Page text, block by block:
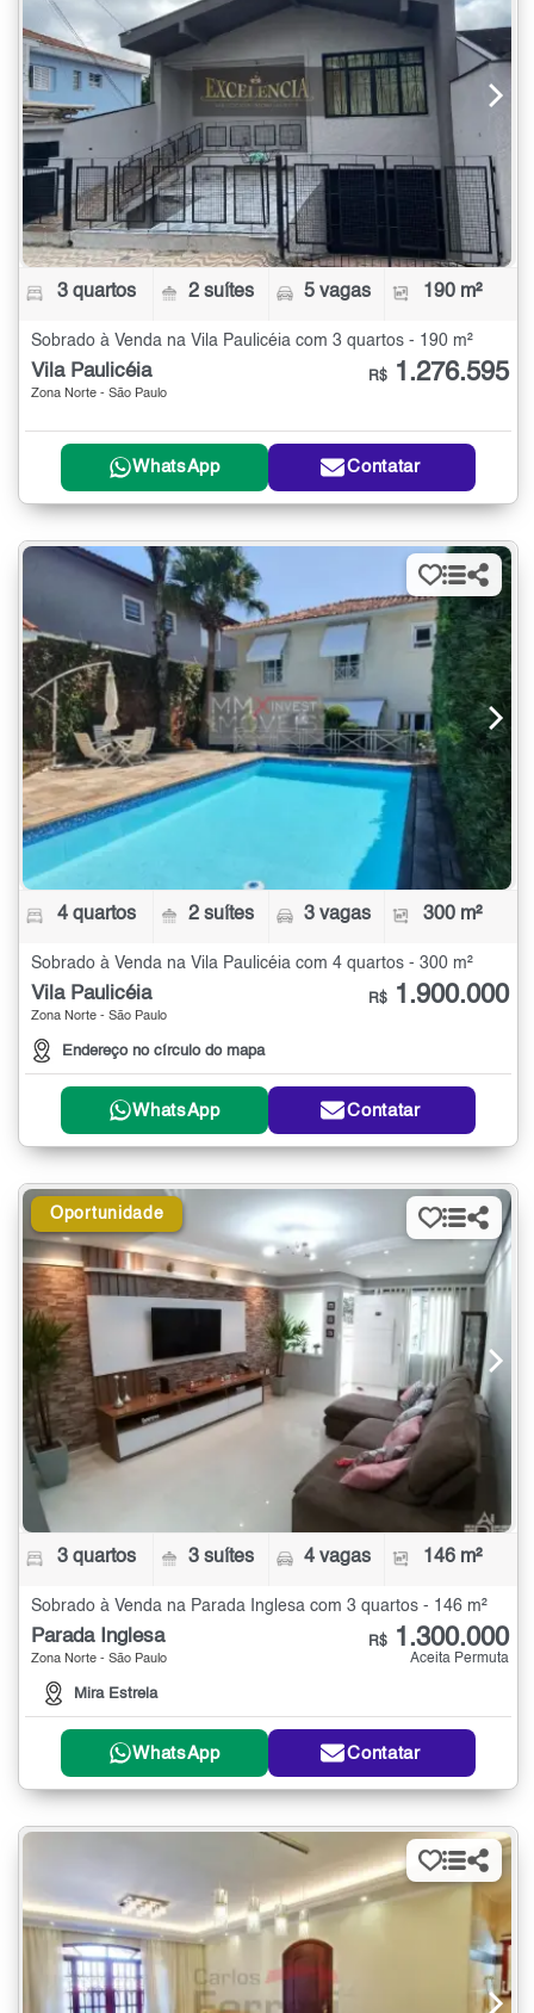
3 quartos 2 suítes 5 vagas 190 m²
Sobrado à Venda na Vila Paulicéia com 3 quartos - 190 m²
Vila Paulicéia
Zona Norte - São Paulo
R$ 1.276.595
WhatsApp Contatar
4 quartos 2 suítes 3 vagas 300 m²
Sobrado à Venda na Vila Paulicéia com 4 quartos - 300 m²
Vila Paulicéia
Zona Norte - São Paulo
Endereço no círculo do mapa
R$ 1.900.000
WhatsApp Contatar
Oportunidade
3 quartos 3 suítes 4 vagas 146 m²
Sobrado à Venda na Parada Inglesa com 3 quartos - 146 m²
Parada Inglesa
Zona Norte - São Paulo
Mira Estrela
R$ 1.300.000
Aceita Permuta
WhatsApp Contatar